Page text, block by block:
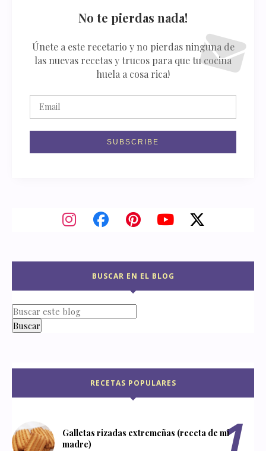
No te pierdas nada!
Únete a este recetario y no pierdas ninguna de
las nuevas recetas y trucos para que tu cocina
huela a cosa rica!
BUSCAR EN EL BLOG
RECETAS POPULARES
Galletas rizadas extremeñas (receta de mi
madre)